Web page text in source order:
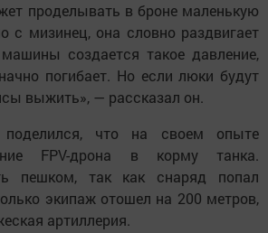
проделывать в броне маленькую
с мизинец, она словно раздвигает
создается такое давление,
погибает. Но если люки будут
выжить», — рассказал он.
что на своем опыте
FPV-дрона в корму танка.
пешком, так как снаряд попал
экипаж отошел на 200 метров,
артиллерия.